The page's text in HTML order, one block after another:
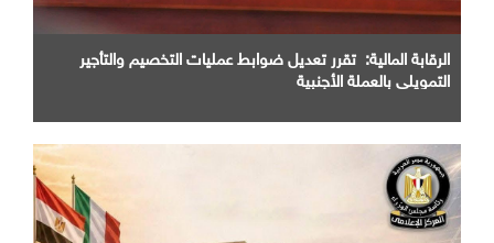
الرقابة المالية: تقرر تعديل ضوابط عمليات التخصيم والتأجير
التمويلي بالعملة الأجنبية